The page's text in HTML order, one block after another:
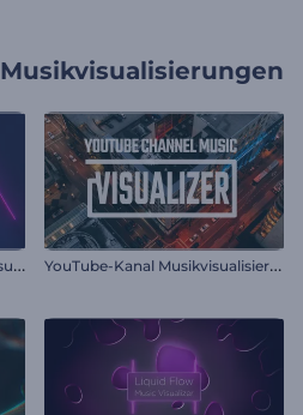
Musikvisualisierungen
P
ulsierende Neon-Formen Visualizer Y
ouTube-Kanal Musikvisualisierung